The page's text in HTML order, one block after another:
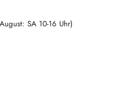
SA 10-16 Uhr)